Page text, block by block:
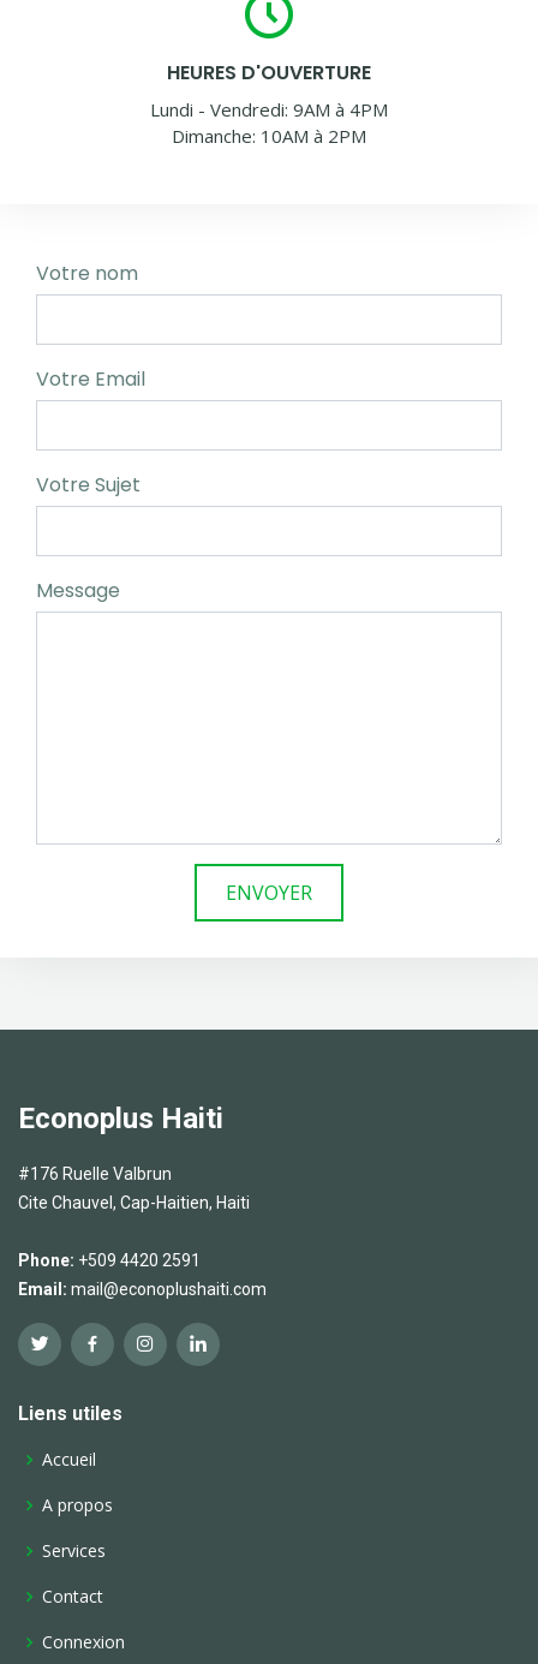
HEURES D'OUVERTURE
Lundi - Vendredi: 9AM à 4PM
Dimanche: 10AM à 2PM
Votre nom
Votre Email
Votre Sujet
Message
ENVOYER
Econoplus Haiti
#176 Ruelle Valbrun
Cite Chauvel, Cap-Haitien, Haiti
Phone: +509 4420 2591
Email: mail@econoplushaiti.com
Liens utiles
Accueil
A propos
Services
Contact
Connexion